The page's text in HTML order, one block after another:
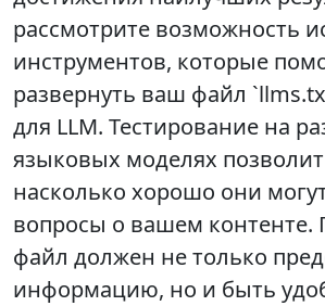
рассмотрите возможность
инструментов, которые
развернуть ваш файл
для LLM. Тестирование на
языковых моделях позволит
насколько хорошо они
вопросы о вашем контенте.
файл должен не только
информацию, но и быть